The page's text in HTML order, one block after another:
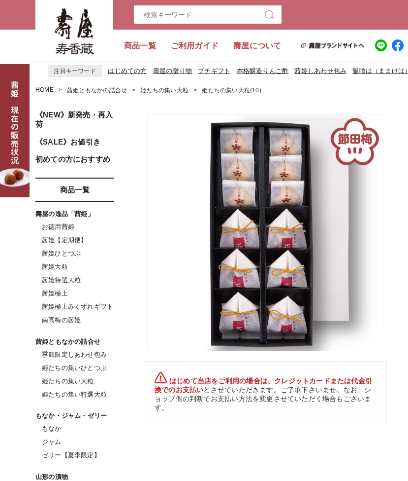
商品一覧 ご利用ガイド 壽屋について
注目キーワード はじめての方 壽屋の贈り物 プチギフト 本格醸造りんご酢 茜姫しあわせ包み 飯喰は（ままけは）
HOME 茜姫ともなかの詰合せ 姫たちの集い大粒 姫たちの集い大粒(10)
はじめて当店をご利用の場合は、クレジットカードまたは代金引
換でのお支払いとさせていただきます。ご了承下さいませ。なお、シ
ョップ側の判断でお支払い方法を変更させていただく場合もございま
す。
《NEW》新発売・再入
荷
《SALE》お値引き
初めての方におすすめ
商品一覧
壽屋の逸品「茜姫」
お徳用茜姫
茜姫【定期便】
茜姫ひとつぶ
茜姫大粒
茜姫特選大粒
茜姫極上
茜姫極上みくずれギフト
南高梅の茜姫
茜姫ともなかの詰合せ
季節限定しあわせ包み
姫たちの集いひとつぶ
姫たちの集い大粒
姫たちの集い特選大粒
もなか・ジャム・ゼリー
もなか
ジャム
ゼリー【夏季限定】
山形の漬物